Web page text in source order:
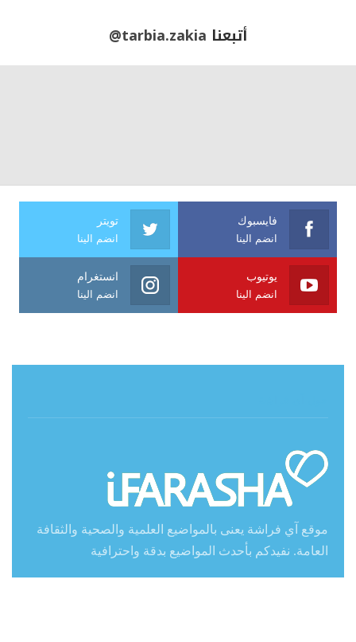
أتبعنا @tarbia.zakia
فايسبوك
انضم الينا
تويتر
انضم الينا
يوتيوب
انضم الينا
انستغرام
انضم الينا
موقع آي فراشة يعنى بالمواضيع العلمية والصحية والثقافة
العامة. نفيدكم بأحدث المواضيع بدقة واحترافية